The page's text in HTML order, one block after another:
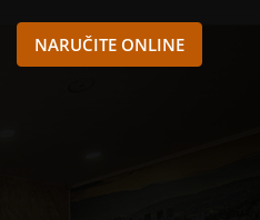
NARUČITE ONLINE